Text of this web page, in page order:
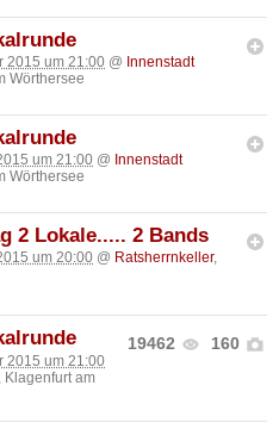
2015 um 21:00 @ Innenstadt
Wörthersee
um 21:00 @ Innenstadt
Wörthersee
2 Lokale..... 2 Bands
um 20:00 @ Ratsherrnkeller,
19462 160
2015 um 21:00
, Klagenfurt am